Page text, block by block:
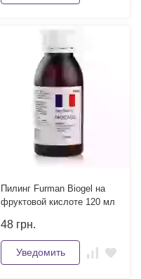
Пилинг Furman Biogel на
фруктовой кислоте 120 мл
48 грн.
Уведомить